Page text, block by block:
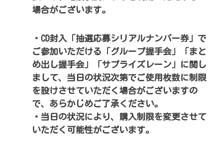
場合がございます。
・CD封入「抽選応募シリアルナンバー券」で
ご参加いただける「グループ握手会」「まと
め出し握手会」「サプライズレーン」に関し
まして、当日の状況次第でご使用枚数に制限
を設けさせていただく場合がございますの
で、あらかじめご了承ください。
・当日の状況により、購入制限を変更させて
いただく可能性がございます。